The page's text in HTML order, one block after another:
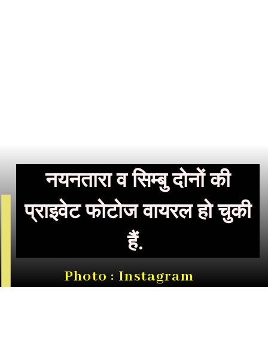
नयनतारा व सिम्बु दोनों की
प्राइवेट फोटोज वायरल हो चुकी
हैं.
Photo : Instagram